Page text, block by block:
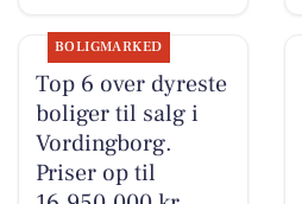
BOLIGMARKED
Top 6 over dyreste
boliger til salg i
Vordingborg.
Priser op til